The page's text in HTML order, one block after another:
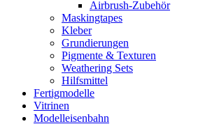
Airbrush-Zubehör
Maskingtapes
Kleber
Grundierungen
Pigmente & Texturen
Weathering Sets
Hilfsmittel
Fertigmodelle
Vitrinen
Modelleisenbahn